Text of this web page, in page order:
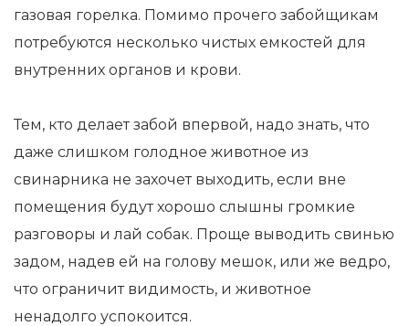
газовая горелка. Помимо прочего забойщикам
потребуются несколько чистых емкостей для
внутренних органов и крови.
Тем, кто делает забой впервой, надо знать, что
даже слишком голодное животное из
свинарника не захочет выходить, если вне
помещения будут хорошо слышны громкие
разговоры и лай собак. Проще выводить свинью
задом, надев ей на голову мешок, или же ведро,
что ограничит видимость, и животное
ненадолго успокоится.